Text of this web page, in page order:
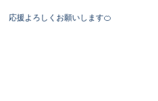
応援よろしくお願いします🍊